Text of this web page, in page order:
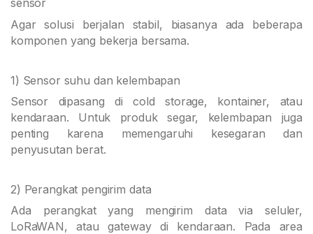
Agar solusi berjalan stabil, biasanya ada beberapa
komponen yang bekerja bersama.
1) Sensor suhu dan kelembapan
Sensor dipasang di cold storage, kontainer, atau
kendaraan. Untuk produk segar, kelembapan juga
penting karena memengaruhi kesegaran dan
penyusutan berat.
2) Perangkat pengirim data
Ada perangkat yang mengirim data via seluler,
LoRaWAN, atau gateway di kendaraan. Pada area